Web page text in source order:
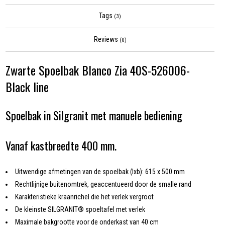
Tags (3)
Reviews (0)
Zwarte Spoelbak Blanco Zia 40S-526006-
Black line
Spoelbak in Silgranit met manuele bediening
Vanaf kastbreedte 400 mm.
Uitwendige afmetingen van de spoelbak (lxb): 615 x 500 mm
Rechtlijnige buitenomtrek, geaccentueerd door de smalle rand
Karakteristieke kraanrichel die het verlek vergroot
De kleinste SILGRANIT® spoeltafel met verlek
Maximale bakgrootte voor de onderkast van 40 cm